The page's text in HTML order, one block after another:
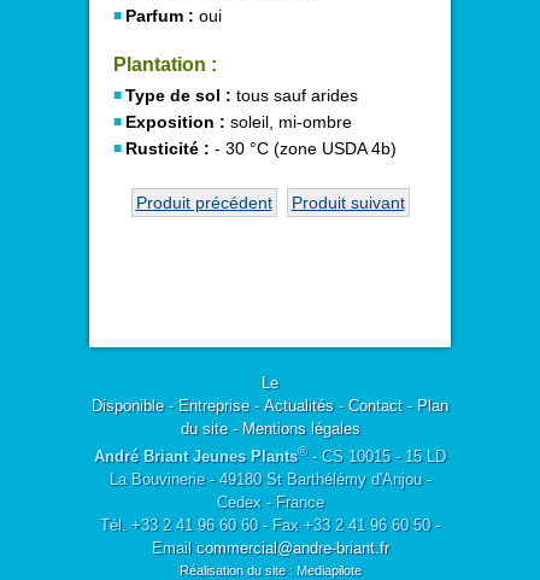
Parfum : oui
Plantation :
Type de sol : tous sauf arides
Exposition : soleil, mi-ombre
Rusticité : - 30 °C (zone USDA 4b)
Produit précédent Produit suivant
Le
Disponible- Entreprise- Actualités - Contact- Plan
du site- Mentions légales
André Briant Jeunes Plants®- CS 10015 - 15 LD
La Bouvinerie - 49180 St Barthélémy d'Anjou -
Cedex - France
Tél. +33 2 41 96 60 60 - Fax +33 2 41 96 60 50 -
Email commercial@andre-briant.fr
Réalisation du site : Mediapilote